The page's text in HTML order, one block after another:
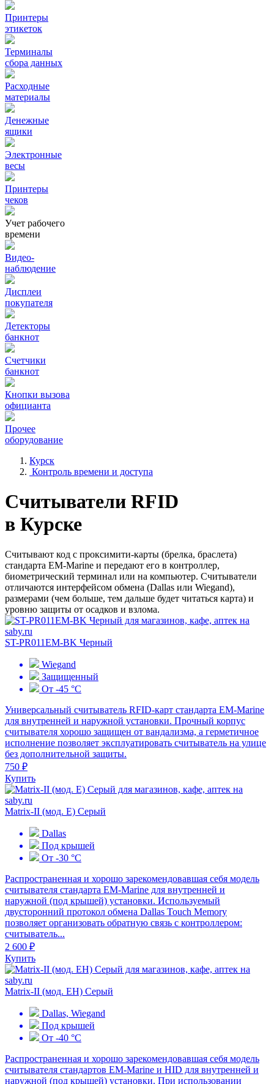
Принтеры
этикеток
Терминалы
сбора данных
Расходные
материалы
Денежные
ящики
Электронные
весы
Принтеры
чеков
Учет рабочего
времени
Видео‑
наблюдение
Дисплеи
покупателя
Детекторы
банкнот
Счетчики
банкнот
Кнопки вызова
официанта
Прочее
оборудование
Курск
Контроль времени и доступа
Считыватели RFID
в Курске
Считывают код с проксимити-карты (брелка, браслета)
стандарта ЕМ-Marine и передают его в контроллер,
биометрический терминал или на компьютер. Считыватели
отличаются интерфейсом обмена (Dallas или Wiegand),
размерами (чем больше, тем дальше будет читаться карта) и
уровню защиты от осадков и взлома.
ST-PR011EM-BK Черный
Wiegand
Защищенный
От -45 °С
Универсальный считыватель RFID-карт стандарта EM-Marine
для внутренней и наружной установки. Прочный корпус
считывателя хорошо защищен от вандализма, а герметичное
исполнение позволяет эксплуатировать считыватель на улице
без дополнительной защиты.
750 ₽
Купить
Matrix-II (мод. Е) Серый
Dallas
Под крышей
От -30 °С
Распространенная и хорошо зарекомендовавшая себя модель
считывателя стандарта EM-Marine для внутренней и
наружной (под крышей) установки. Используемый
двусторонний протокол обмена Dallas Touch Memory
позволяет организовать обратную связь с контроллером:
считыватель...
2 600 ₽
Купить
Matrix-II (мод. EH) Серый
Dallas, Wiegand
Под крышей
От -40 °С
Распространенная и хорошо зарекомендовавшая себя модель
считывателя стандартов EM-Marine и HID для внутренней и
наружной (под крышей) установки. При использовании